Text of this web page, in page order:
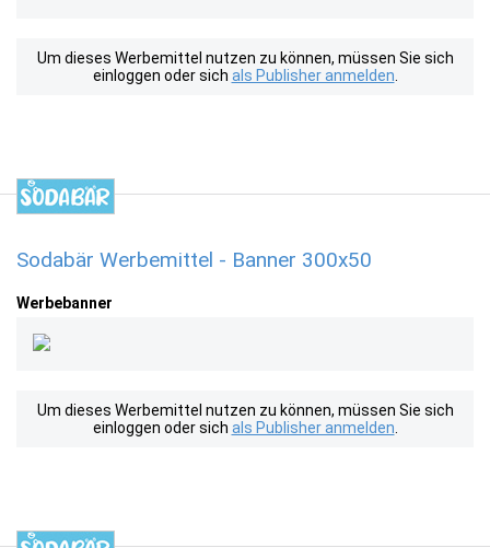
Um dieses Werbemittel nutzen zu können, müssen Sie sich
einloggen oder sich als Publisher anmelden
Sodabär Werbemittel - Banner 300x50
Werbebanner
Um dieses Werbemittel nutzen zu können, müssen Sie sich
einloggen oder sich als Publisher anmelden